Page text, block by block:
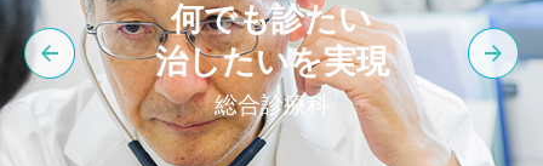
何でも診たい
治したいを実現
総合診療科